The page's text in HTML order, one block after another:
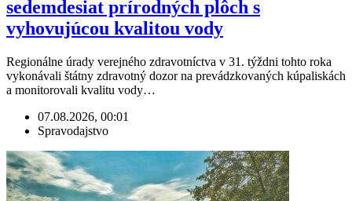
sedemdesiat prírodných plôch s
vyhovujúcou kvalitou vody
Regionálne úrady verejného zdravotníctva v 31. týždni tohto roka
vykonávali štátny zdravotný dozor na prevádzkovaných kúpaliskách
a monitorovali kvalitu vody…
07.08.2026, 00:01
Spravodajstvo